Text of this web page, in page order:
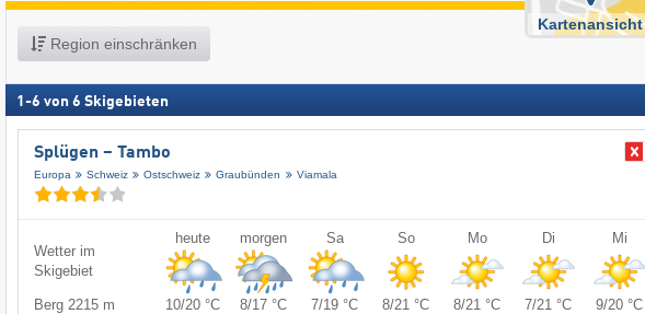
Region einschränken
Kartenansicht
1 -6 von 6 Skigebieten
Splügen – Tambo
Europa Schweiz Ostschweiz Graubünden Viamala
Wetter im
Skigebiet
heute morgen Sa So Mo Di Mi
Berg 2215 m 10/20 °C 8/17 °C 7/19 °C 8/21 °C 8/21 °C 7/21 °C
9/20 °C